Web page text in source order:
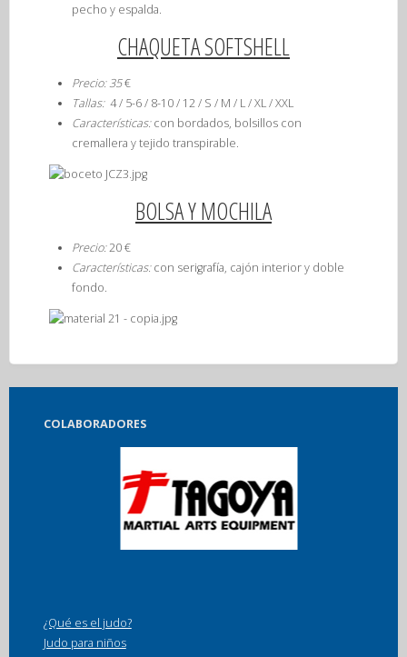
pecho y espalda.
CHAQUETA SOFTSHELL
Precio: 35€
Tallas: 4 / 5-6 / 8-10 / 12 / S / M / L / XL / XXL
Características:con bordados, bolsillos con
cremallera y tejido transpirable.
BOLSA Y MOCHILA
Precio:20 €
Características:con serigrafía, cajón interior y doble
fondo.
COLABORADORES
¿Qué es el judo?
Judo para niños